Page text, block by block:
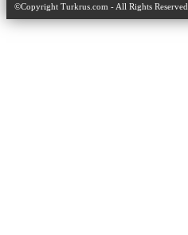
©Copyright Turkrus.com - All Rights Reserved